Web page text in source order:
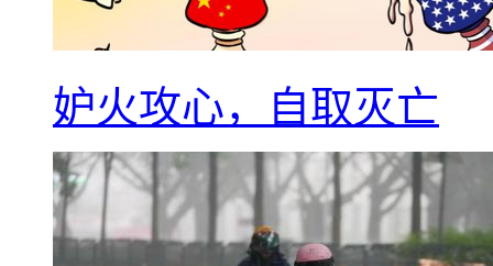
妒火攻心，自取灭亡